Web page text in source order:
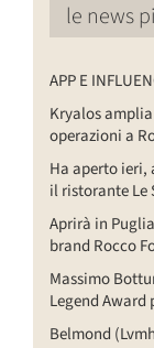
le news
APP E
Kryalos
operazioni a
Ha aperto ieri,
il ristorante Le
Aprirà in
brand Rocco
Massimo
Legend Award
Belmond